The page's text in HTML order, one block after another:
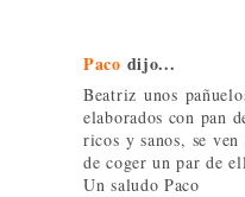
Paco dijo...
Beatriz unos
elaborados con pan
ricos y sanos, se ven
de coger un par de
Un saludo Paco